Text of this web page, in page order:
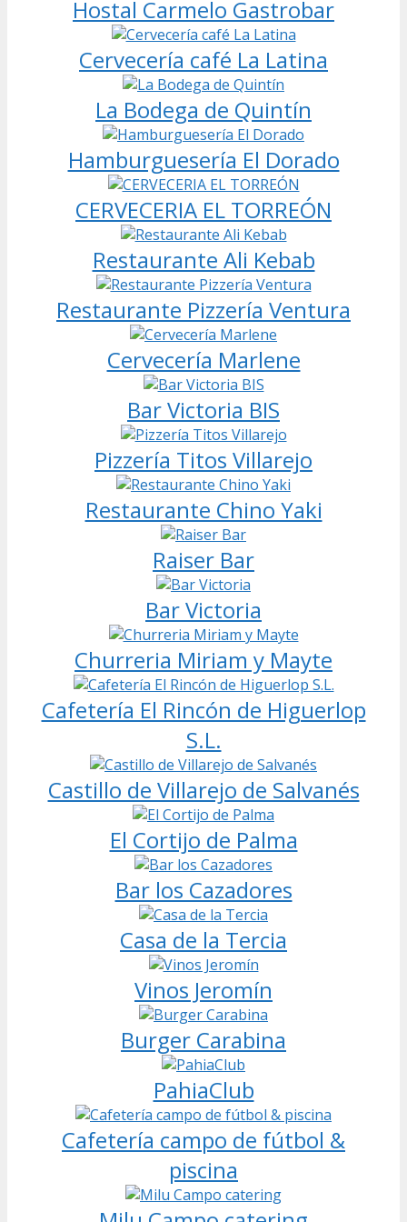
Hostal Carmelo Gastrobar
Cervecería café La Latina
La Bodega de Quintín
Hamburguesería El Dorado
CERVECERIA EL TORREÓN
Restaurante Ali Kebab
Restaurante Pizzería Ventura
Cervecería Marlene
Bar Victoria BIS
Pizzería Titos Villarejo
Restaurante Chino Yaki
Raiser Bar
Bar Victoria
Churreria Miriam y Mayte
Cafetería El Rincón de Higuerlop
S.L.
Castillo de Villarejo de Salvanés
El Cortijo de Palma
Bar los Cazadores
Casa de la Tercia
Vinos Jeromín
Burger Carabina
PahiaClub
Cafetería campo de fútbol &
piscina